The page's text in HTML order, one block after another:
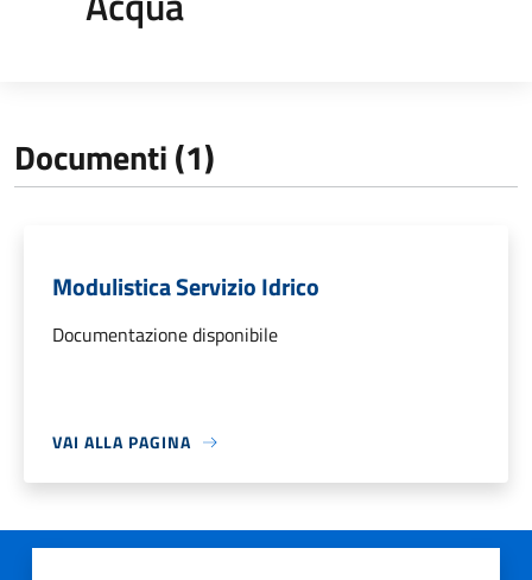
Documenti (1)
Modulistica Servizio Idrico
Documentazione disponibile
VAI ALLA PAGINA